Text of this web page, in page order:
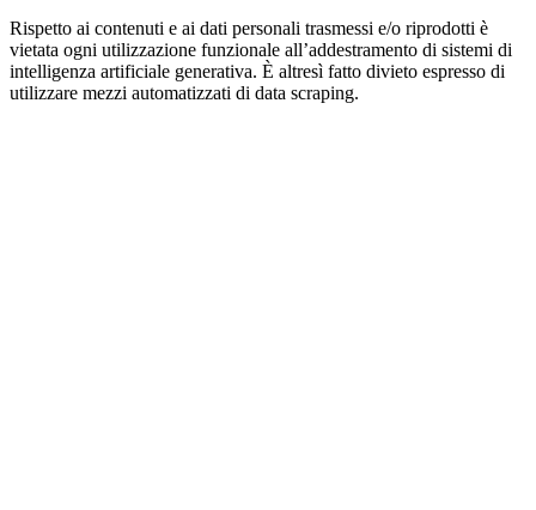
Rispetto ai contenuti e ai dati personali trasmessi e/o riprodotti è
vietata ogni utilizzazione funzionale all’addestramento di sistemi di
intelligenza artificiale generativa. È altresì fatto divieto espresso di
utilizzare mezzi automatizzati di data scraping.